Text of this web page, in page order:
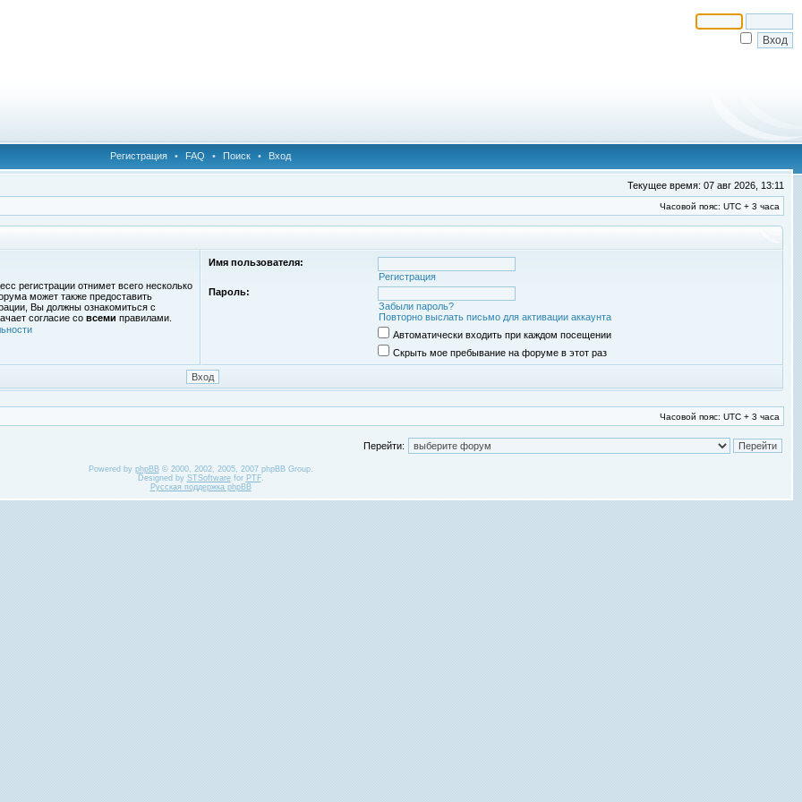
Регистрация • FAQ • Поиск • Вход
Текущее время: 07 авг 2026, 13:11
Часовой пояс: UTC + 3 часа
регистрации отнимет всего несколько
может также предоставить
Вы должны ознакомиться с
согласие со всеми правилами.
Имя пользователя:
Регистрация
Пароль:
Забыли пароль?
Повторно выслать письмо для активации аккаунта
Автоматически входить при каждом посещении
Скрыть мое пребывание на форуме в этот раз
Часовой пояс: UTC + 3 часа
Перейти:
Powered by phpBB© 2000, 2002, 2005, 2007 phpBB Group.
Designed by STSoftwarefor PTF.
Русская поддержка phpBB